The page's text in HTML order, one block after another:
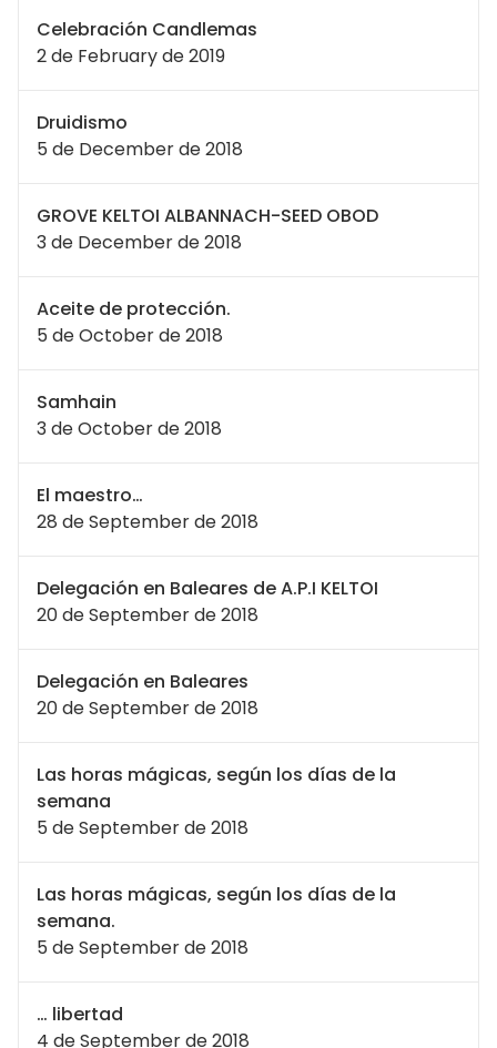
Celebración Candlemas
2 de February de 2019
Druidismo
5 de December de 2018
GROVE KELTOI ALBANNACH-SEED OBOD
3 de December de 2018
Aceite de protección.
5 de October de 2018
Samhain
3 de October de 2018
El maestro…
28 de September de 2018
Delegación en Baleares de A.P.I KELTOI
20 de September de 2018
Delegación en Baleares
20 de September de 2018
Las horas mágicas, según los días de la
semana
5 de September de 2018
Las horas mágicas, según los días de la
semana.
5 de September de 2018
… libertad
4 de September de 2018